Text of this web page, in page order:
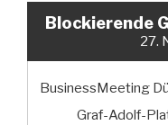
Blockierende
27.
BusinessMeeting
Graf-Adolf-